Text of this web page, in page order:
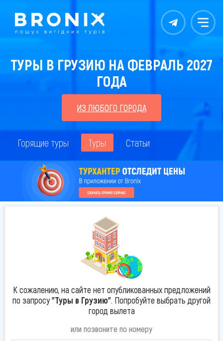
Контакты Меню
ТУРЫ В ГРУЗИЮ НА ФЕВРАЛЬ 2027
ГОДА
ИЗ ЛЮБОГО ГОРОДА
Горящие туры Туры Статьи
К сожалению, на сайте нет опубликованных предложений
по запросу"Туры в Грузию". Попробуйте выбрать другой
город вылета
или позвоните по номеру